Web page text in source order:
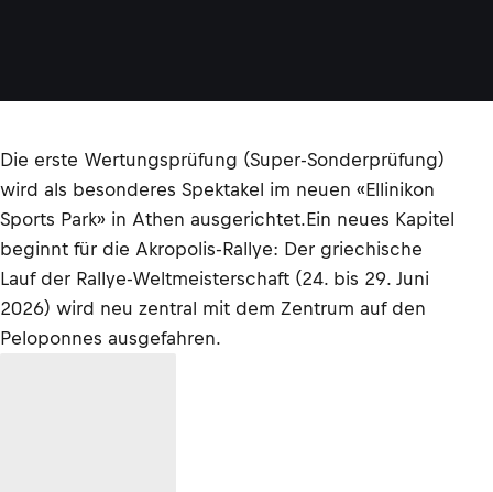
Die erste Wertungsprüfung (Super-Sonderprüfung)
wird als besonderes Spektakel im neuen «Ellinikon
Sports Park» in Athen ausgerichtet.Ein neues Kapitel
beginnt für die Akropolis-Rallye: Der griechische
Lauf der Rallye-Weltmeisterschaft (24. bis 29. Juni
2026) wird neu zentral mit dem Zentrum auf den
Peloponnes ausgefahren.